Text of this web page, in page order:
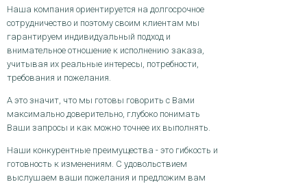
Наша компания ориентируется на долгосрочное
сотрудничество и поэтому своим клиентам мы
гарантируем индивидуальный подход и
внимательное отношение к исполнению заказа,
учитывая их реальные интересы, потребности,
требования и пожелания.
А это значит, что мы готовы говорить с Вами
максимально доверительно, глубоко понимать
Ваши запросы и как можно точнее их выполнять.
Наши конкурентные преимущества - это гибкость и
готовность к изменениям. С удовольствием
выслушаем ваши пожелания и предложим вам